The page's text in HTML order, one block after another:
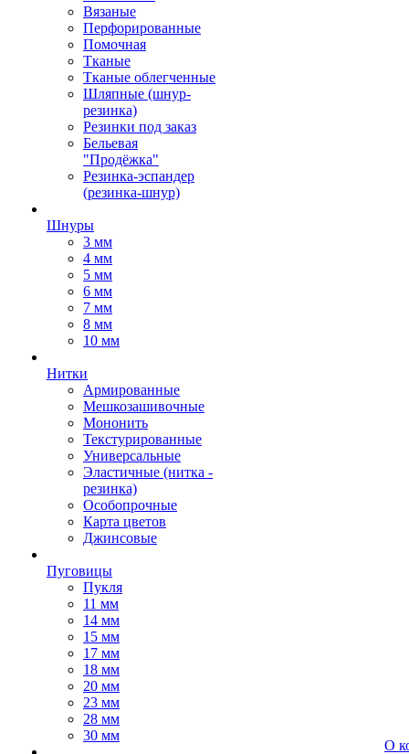
Вязаные
Перфорированные
Помочная
Тканые
Тканые облегченные
Шляпные (шнур-
резинка)
Резинки под заказ
Бельевая
"Продёжка"
Резинка-эспандер
(резинка-шнур)
Шнуры
3 мм
4 мм
5 мм
6 мм
7 мм
8 мм
10 мм
Нитки
Армированные
Мешкозашивочные
Мононить
Текстурированные
Универсальные
Эластичные (нитка -
резинка)
Особопрочные
Карта цветов
Джинсовые
Пуговицы
Пукля
11 мм
14 мм
15 мм
17 мм
18 мм
20 мм
23 мм
28 мм
30 мм
О